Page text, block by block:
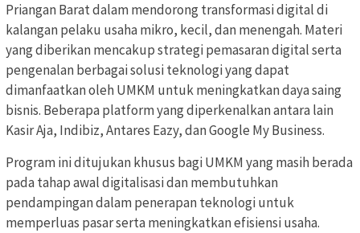
Priangan Barat dalam mendorong transformasi digital di
kalangan pelaku usaha mikro, kecil, dan menengah. Materi
yang diberikan mencakup strategi pemasaran digital serta
pengenalan berbagai solusi teknologi yang dapat
dimanfaatkan oleh UMKM untuk meningkatkan daya saing
bisnis. Beberapa platform yang diperkenalkan antara lain
Kasir Aja, Indibiz, Antares Eazy, dan Google My Business.
Program ini ditujukan khusus bagi UMKM yang masih berada
pada tahap awal digitalisasi dan membutuhkan
pendampingan dalam penerapan teknologi untuk
memperluas pasar serta meningkatkan efisiensi usaha.